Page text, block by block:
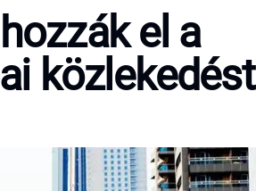
el a
közlekedést